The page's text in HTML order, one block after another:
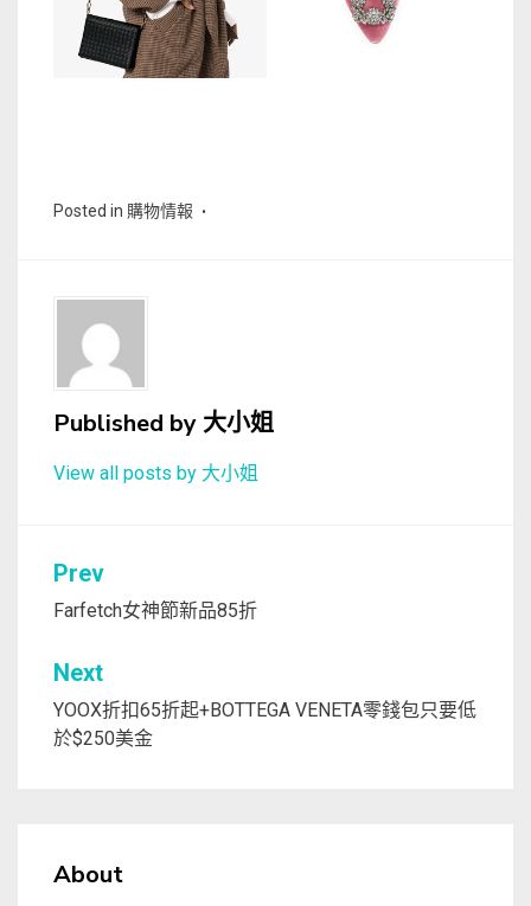
Posted in 購物情報
Published by大小姐
View all posts by 大小姐
文
章
導
覽
Prev
Farfetch女神節新品85折
Next
YOOX折扣65折起+BOTTEGA VENETA零錢包只要低
於$250美金
About